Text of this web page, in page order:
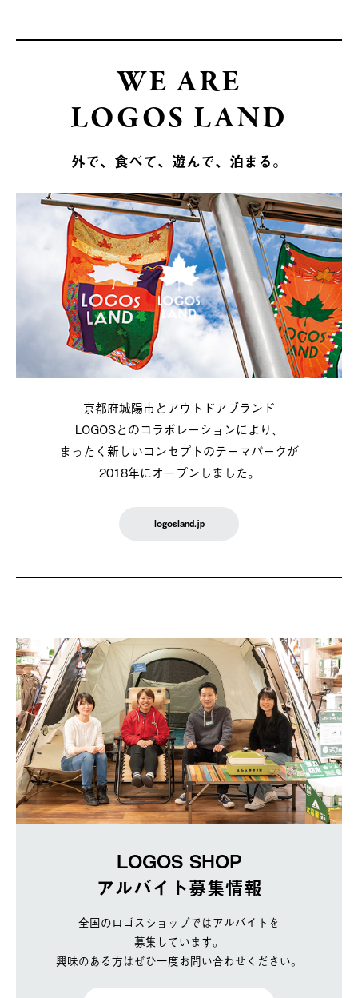
WE ARE
LOGOS LAND
外で、食べて、遊んで、泊まる。
京都府城陽市とアウトドアブランド
LOGOSとのコラボレーションにより、
まったく新しいコンセプトのテーマパークが
2018年にオープンしました。
logosland.jp
LOGOS SHOP
アルバイト募集情報
全国のロゴスショップではアルバイトを
募集しています。
興味のある方はぜひ一度お問い合わせください。